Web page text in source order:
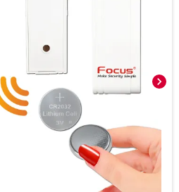
chevron_right